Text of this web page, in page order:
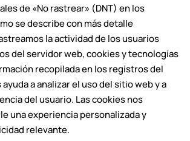
de «No rastrear» (DNT) en los
se describe con más detalle
la actividad de los usuarios
del servidor web, cookies y tecnologías
recopilada en los registros del
a analizar el uso del sitio web y a
del usuario. Las cookies nos
una experiencia personalizada y
relevante.